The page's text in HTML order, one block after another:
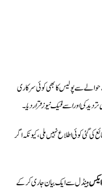
سے پولیس کا بھی کوئی سرکاری
کی اور اسے فیک نیوز قرار دیا۔
گئی کوئی اطلاع نہیں ملی، کیونکہ اگر
ایکسہینڈل سے ایک بیان جاری کر کے